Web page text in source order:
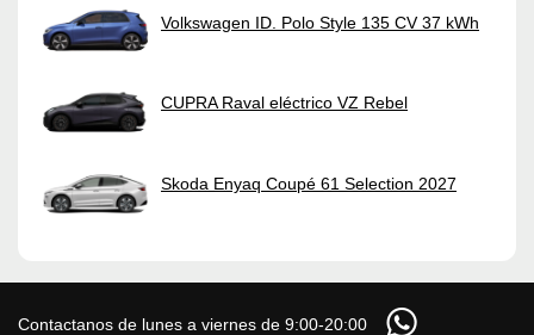
Volkswagen ID. Polo Style 135 CV 37 kWh
CUPRA Raval eléctrico VZ Rebel
Skoda Enyaq Coupé 61 Selection 2027
Contactanos de lunes a viernes de 9:00-20:00